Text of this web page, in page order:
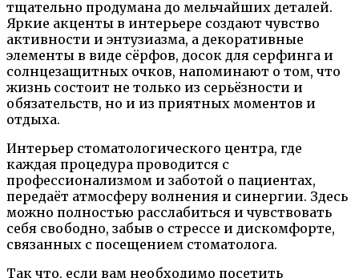
тщательно продумана до мельчайших деталей.
Яркие акценты в интерьере создают чувство
активности и энтузиазма, а декоративные
элементы в виде сёрфов, досок для серфинга и
солнцезащитных очков, напоминают о том, что
жизнь состоит не только из серьёзности и
обязательств, но и из приятных моментов и
отдыха.
Интерьер стоматологического центра, где
каждая процедура проводится с
профессионализмом и заботой о пациентах,
передаёт атмосферу волнения и синергии. Здесь
можно полностью расслабиться и чувствовать
себя свободно, забыв о стрессе и дискомфорте,
связанных с посещением стоматолога.
Так что, если вам необходимо посетить